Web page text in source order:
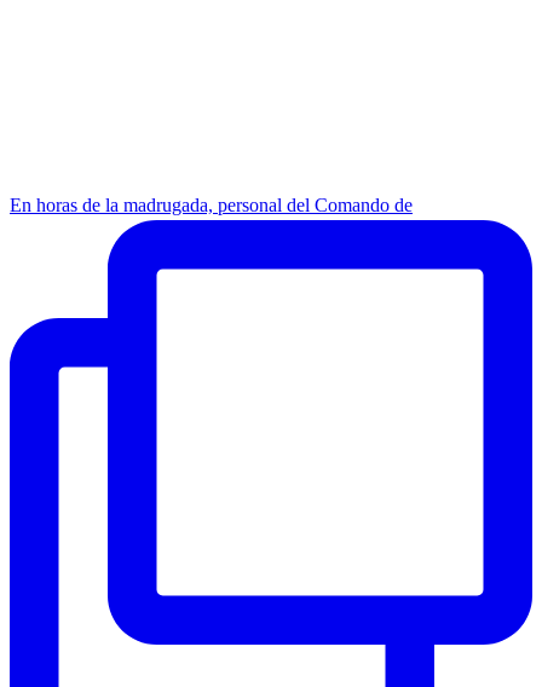
En horas de la madrugada, personal del Comando de